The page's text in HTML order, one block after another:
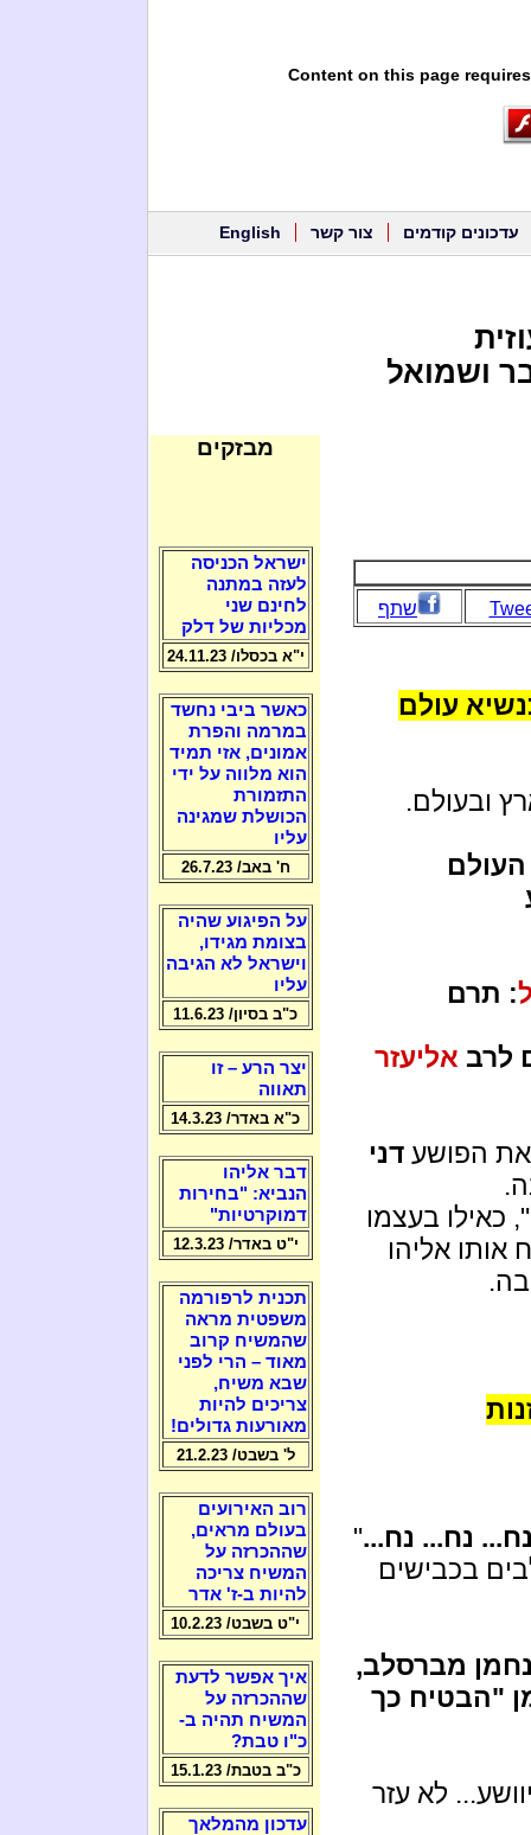
Content on this page
עדכונים קודמים צור קשר English
ושמואל
שתף
עולם
ובעולם.
: תרם
לרב אליעזר
את הפושע דני
", כאילו בעצמו
אליהו
נח... נח..."
בכבישים
מברסלב,
"הבטיח כך
לא עזר
מבזקים
ישראל הכניסה
לעזה במתנה
לחינם שני
מכליות של דלק
י"א בכסלו/ 24.11.23
כאשר ביבי נחשד
במרמה והפרת
אמונים, אזי תמיד
הוא מלווה על ידי
התזמורת
הכושלת שמגינה
עליו
ח' באב/ 26.7.23
על הפיגוע שהיה
בצומת מגידו,
וישראל לא הגיבה
עליו
כ"ב בסיון/ 11.6.23
יצר הרע – זו
תאווה
כ"א באדר/ 14.3.23
דבר אליהו
הנביא: "בחירות
דמוקרטיות"
י"ט באדר/ 12.3.23
תכנית לרפורמה
משפטית מראה
שהמשיח קרוב
מאוד – הרי לפני
שבא משיח,
צריכים להיות
מאורעות גדולים!
ל' בשבט/ 21.2.23
רוב האירועים
בעולם מראים,
שההכרזה על
המשיח צריכה
להיות ב-ז' אדר
י"ט בשבט/ 10.2.23
איך אפשר לדעת
שההכרזה על
המשיח תהיה ב-
כ"ו טבת?
כ"ב בטבת/ 15.1.23
עדכון מהמלאך